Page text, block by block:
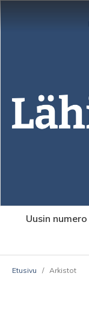
Uusin numero
Etusivu / Arkistot